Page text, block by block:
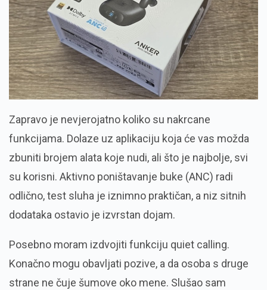
Zapravo je nevjerojatno koliko su nakrcane
funkcijama. Dolaze uz aplikaciju koja će vas možda
zbuniti brojem alata koje nudi, ali što je najbolje, svi
su korisni. Aktivno poništavanje buke (ANC) radi
odlično, test sluha je iznimno praktičan, a niz sitnih
dodataka ostavio je izvrstan dojam.
Posebno moram izdvojiti funkciju quiet calling.
Konačno mogu obavljati pozive, a da osoba s druge
strane ne čuje šumove oko mene. Slušao sam